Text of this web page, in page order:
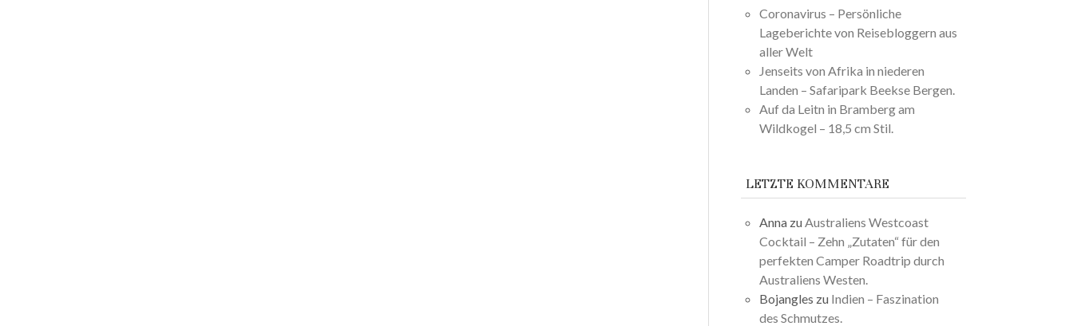
Coronavirus – Persönliche
Lageberichte von Reisebloggern aus
aller Welt
Jenseits von Afrika in niederen
Landen – Safaripark Beekse Bergen.
Auf da Leitn in Bramberg am
Wildkogel – 18,5 cm Stil.
LETZTE KOMMENTARE
Anna zu Australiens Westcoast
Cocktail – Zehn „Zutaten“ für den
perfekten Camper Roadtrip durch
Australiens Westen.
Bojangles zu Indien – Faszination
des Schmutzes.